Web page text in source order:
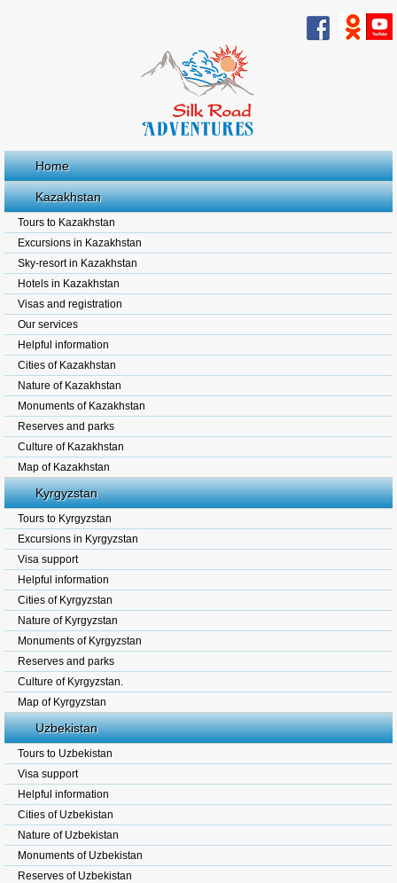
Home
Kazakhstan
Tours to Kazakhstan
Excursions in Kazakhstan
Sky-resort in Kazakhstan
Hotels in Kazakhstan
Visas and registration
Our services
Helpful information
Cities of Kazakhstan
Nature of Kazakhstan
Monuments of Kazakhstan
Reserves and parks
Culture of Kazakhstan
Map of Kazakhstan
Kyrgyzstan
Tours to Kyrgyzstan
Excursions in Kyrgyzstan
Visa support
Helpful information
Cities of Kyrgyzstan
Nature of Kyrgyzstan
Monuments of Kyrgyzstan
Reserves and parks
Culture of Kyrgyzstan.
Map of Kyrgyzstan
Uzbekistan
Tours to Uzbekistan
Visa support
Helpful information
Cities of Uzbekistan
Nature of Uzbekistan
Monuments of Uzbekistan
Reserves of Uzbekistan